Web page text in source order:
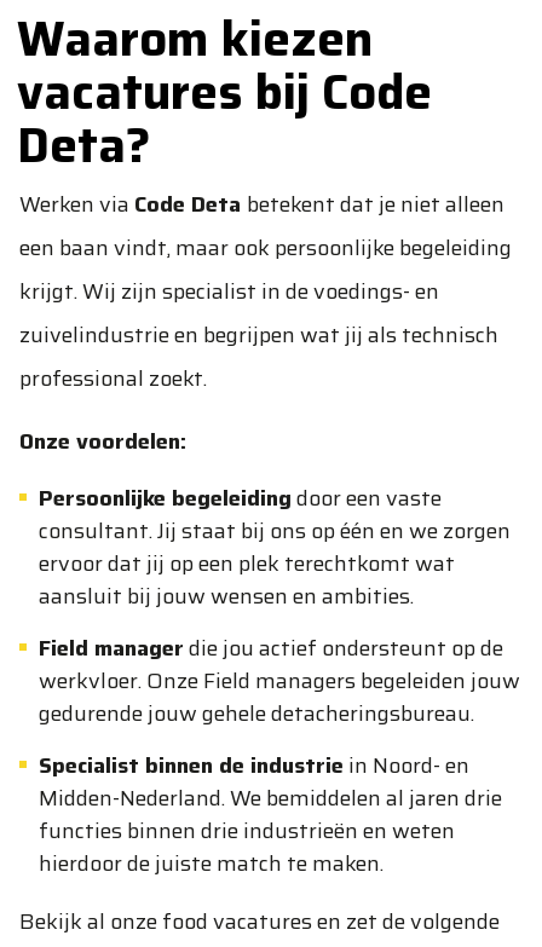
Waarom kiezen
vacatures bij Code
Deta?
Werken via Code Deta betekent dat je niet alleen
een baan vindt, maar ook persoonlijke begeleiding
krijgt. Wij zijn specialist in de voedings- en
zuivelindustrie en begrijpen wat jij als technisch
professional zoekt.
Onze voordelen:
Persoonlijke begeleidingdoor een vaste
consultant. Jij staat bij ons op één en we zorgen
ervoor dat jij op een plek terechtkomt wat
aansluit bij jouw wensen en ambities.
Field managerdie jou actief ondersteunt op de
werkvloer. Onze Field managers begeleiden jouw
gedurende jouw gehele detacheringsbureau.
Specialist binnen de industrie in Noord- en
Midden-Nederland. We bemiddelen al jaren drie
functies binnen drie industrieën en weten
hierdoor de juiste match te maken.
Bekijk al onze food vacatures en zet de volgende